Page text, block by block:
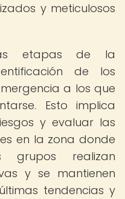
y meticulosos
etapas de la
de los
a los que
Esto implica
y evaluar las
en la zona donde
grupos realizan
y se mantienen
tendencias y